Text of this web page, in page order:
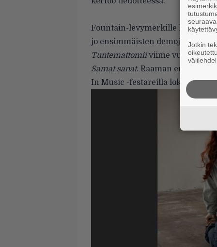
Fountain-levymerkille
jo ensimmäisten demojensa
Tuntemattomiiviime vuoden
Samat sanat. Raaman
In Music -festareilla lokakuun 1.
Jotkin